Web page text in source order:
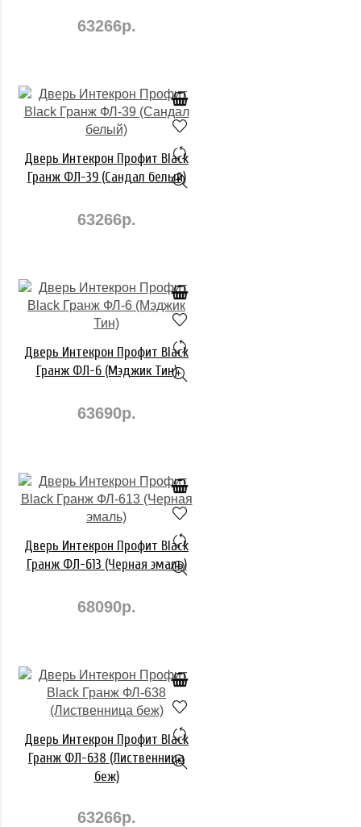
63266р.
Дверь Интекрон Профит Black
Гранж ФЛ-39 (Сандал белый)
63266р.
Дверь Интекрон Профит Black
Гранж ФЛ-6 (Мэджик Тин)
63690р.
Дверь Интекрон Профит Black
Гранж ФЛ-613 (Черная эмаль)
68090р.
Дверь Интекрон Профит Black
Гранж ФЛ-638 (Лиственница
беж)
63266р.